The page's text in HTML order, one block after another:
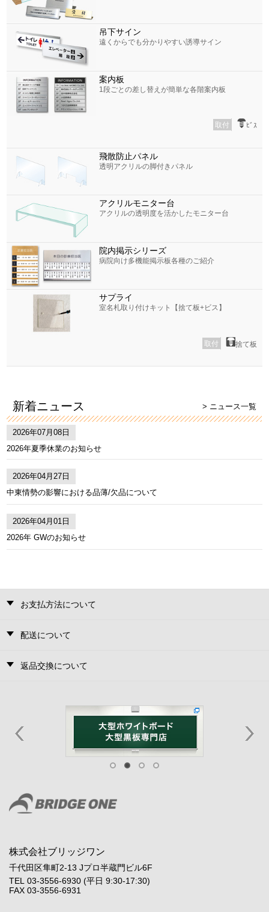
吊下サイン
遠くからでも分かりやすい誘導サイン
案内板
1段ごとの差し替えが簡単な各階案内板
取付 ﾋﾞｽ
飛散防止パネル
透明アクリルの脚付きパネル
アクリルモニター台
アクリルの透明度を活かしたモニター台
院内掲示シリーズ
病院向け多機能掲示板各種のご紹介
サプライ
室名札取り付けキット【捨て板+ビス】
取付 捨て板
新着ニュース > ニュース一覧
2026年07月08日
2026年夏季休業のお知らせ
2026年04月27日
中東情勢の影響における品薄/欠品について
2026年04月01日
2026年 GWのお知らせ
お支払方法について
配送について
返品交換について
株式会社ブリッジワン
千代田区隼町2-13 Jプロ半蔵門ビル6F
TEL 03-3556-6930 (平日 9:30-17:30)
FAX 03-3556-6931